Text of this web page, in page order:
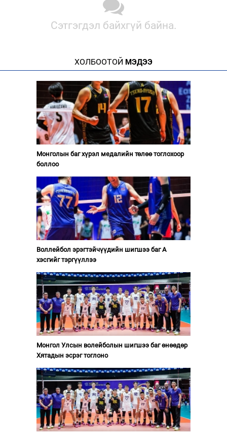
Сэтгэгдэл байхгүй байна.
ХОЛБООТОЙ МЭДЭЭ
Монголын баг хүрэл медалийн төлөө тоглохоор
боллоо
Воллейбол эрэгтэйчүүдийн шигшээ баг А
хэсгийг тэргүүллээ
Монгол Улсын волейболын шигшээ баг өнөөдөр
Хятадын эсрэг тоглоно